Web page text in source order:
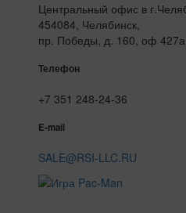
Центральный офис в
454084, Челябинск,
пр. Победы, д. 160, оф 427а
Телефон
+7 351 248-24-36
E-mail
SALE@RSI-LLC.RU